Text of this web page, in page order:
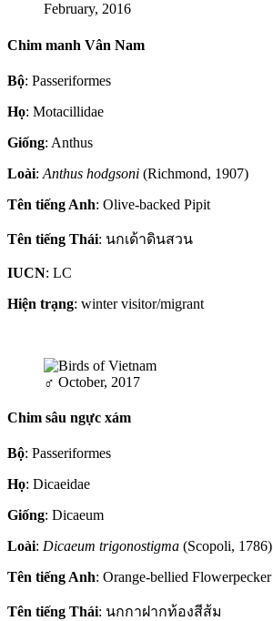
February, 2016
Chim manh Vân Nam
Bộ: Passeriformes
Họ: Motacillidae
Giống: Anthus
Loài: Anthus hodgsoni (Richmond, 1907)
Tên tiếng Anh: Olive-backed Pipit
Tên tiếng Thái: นกเด้าดินสวน
IUCN: LC
Hiện trạng: winter visitor/migrant
♂ October, 2017
Chim sâu ngực xám
Bộ: Passeriformes
Họ: Dicaeidae
Giống: Dicaeum
Loài: Dicaeum trigonostigma (Scopoli, 1786)
Tên tiếng Anh: Orange-bellied Flowerpecker
Tên tiếng Thái: นกกาฝากท้องสีส้ม